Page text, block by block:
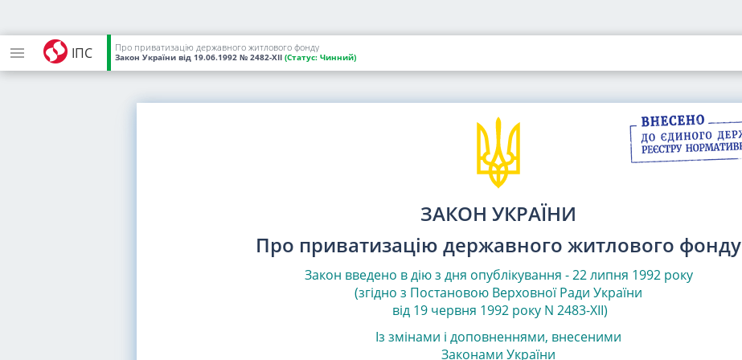
ІПС Про приватизацію державного житлового фонду
Закон України від 19.06.1992 № 2482-XII (Статус: Чинний)
ЗАКОН УКРАЇНИ
Про приватизацію державного житлового фонду
Закон введено в дію з дня опублікування - 22 липня 1992 року
(згідно з Постановою Верховної Ради України
від 19 червня 1992 року N 2483-XII)
Із змінами і доповненнями, внесеними
Законами України